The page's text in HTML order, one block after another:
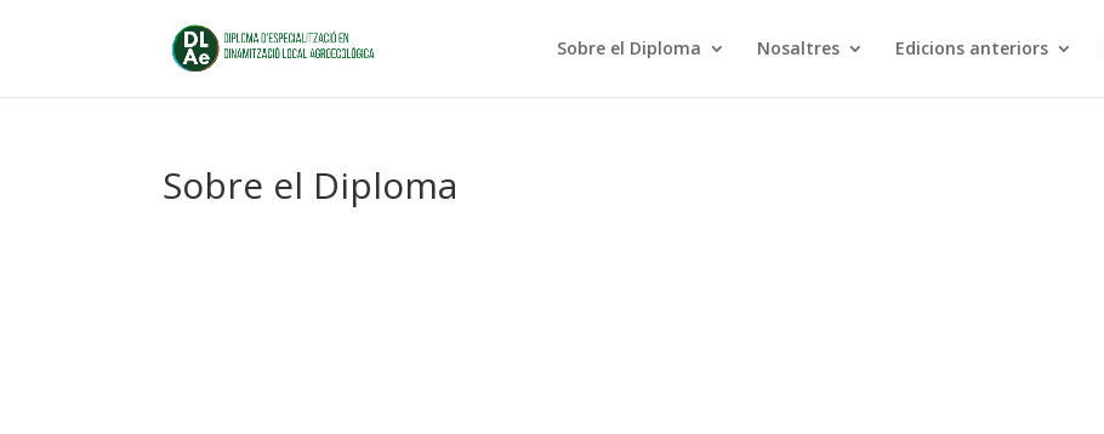
Sobre el Diploma Nosaltres Edicions anteriors
Sobre el Diploma